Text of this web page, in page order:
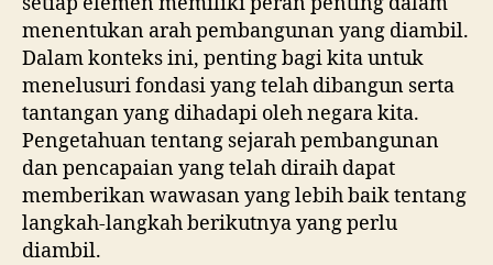
menentukan arah pembangunan yang diambil.
Dalam konteks ini, penting bagi kita untuk
menelusuri fondasi yang telah dibangun serta
tantangan yang dihadapi oleh negara kita.
Pengetahuan tentang sejarah pembangunan
dan pencapaian yang telah diraih dapat
memberikan wawasan yang lebih baik tentang
langkah-langkah berikutnya yang perlu
diambil.